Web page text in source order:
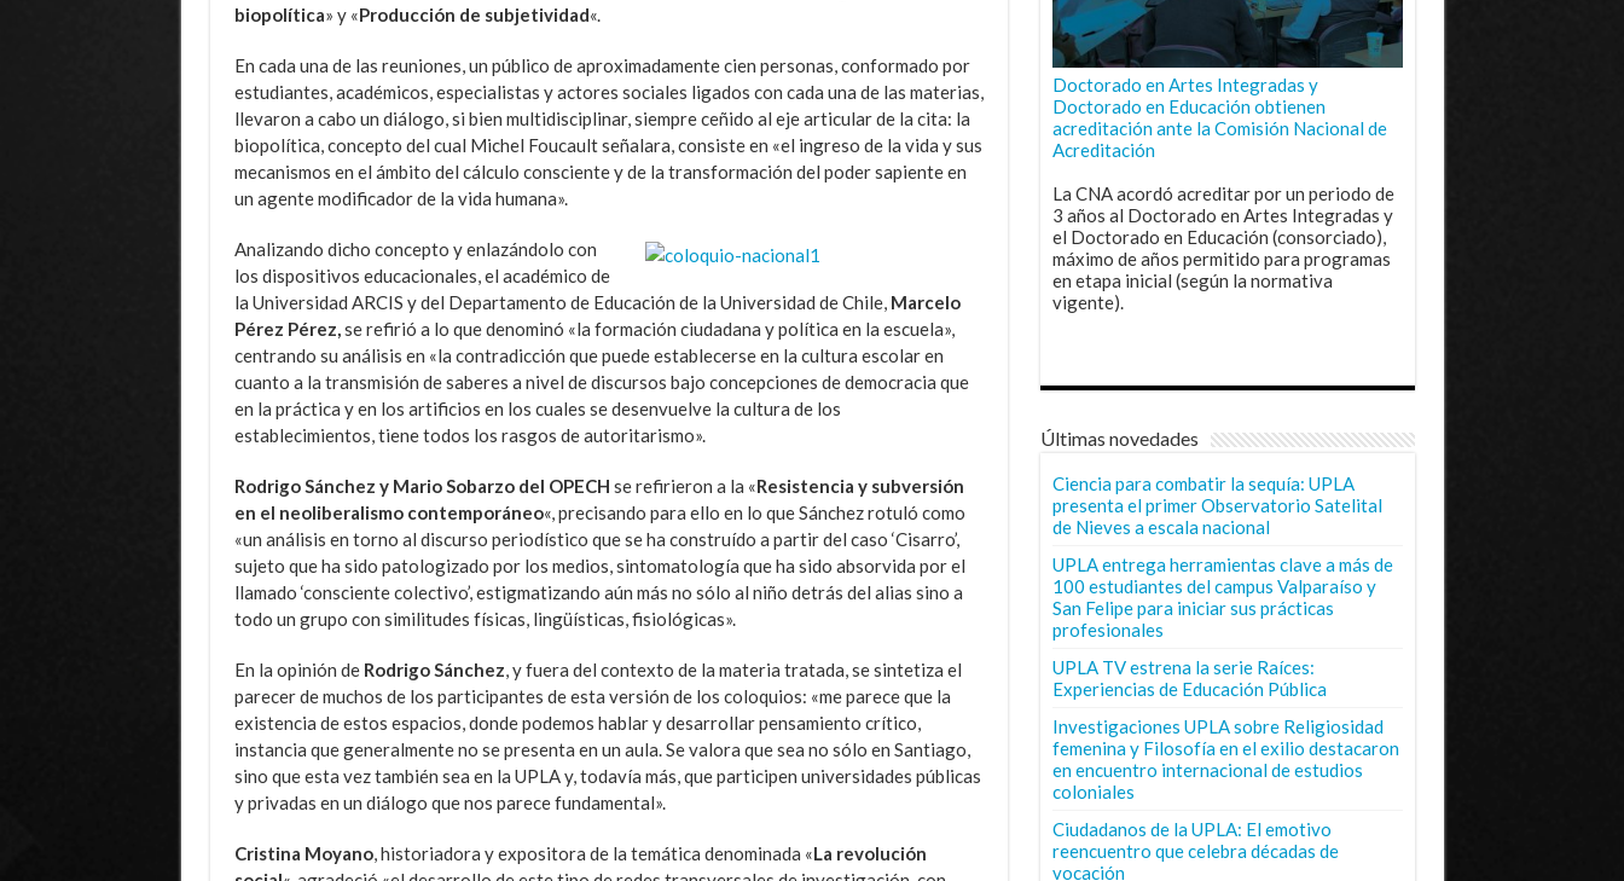
biopolítica» y «Producción de subjetividad«.
En cada una de las reuniones, un público de aproximadamente cien personas, conformado por
estudiantes, académicos, especialistas y actores sociales ligados con cada una de las materias,
llevaron a cabo un diálogo, si bien multidisciplinar, siempre ceñido al eje articular de la cita: la
biopolítica, concepto del cual Michel Foucault señalara, consiste en «el ingreso de la vida y sus
mecanismos en el ámbito del cálculo consciente y de la transformación del poder sapiente en
un agente modificador de la vida humana».
Analizando dicho concepto y enlazándolo con
los dispositivos educacionales, el académico de
la Universidad ARCIS y del Departamento de Educación de la Universidad de Chile, Marcelo
Pérez Pérez, se refirió a lo que denominó «la formación ciudadana y política en la escuela»,
centrando su análisis en «la contradicción que puede establecerse en la cultura escolar en
cuanto a la transmisión de saberes a nivel de discursos bajo concepciones de democracia que
en la práctica y en los artificios en los cuales se desenvuelve la cultura de los
establecimientos, tiene todos los rasgos de autoritarismo».
Rodrigo Sánchez y Mario Sobarzo del OPECH se refirieron a la «Resistencia y subversión
en el neoliberalismo contemporáneo«, precisando para ello en lo que Sánchez rotuló como
«un análisis en torno al discurso periodístico que se ha construído a partir del caso ‘Cisarro’,
sujeto que ha sido patologizado por los medios, sintomatología que ha sido absorvida por el
llamado ‘consciente colectivo’, estigmatizando aún más no sólo al niño detrás del alias sino a
todo un grupo con similitudes físicas, lingüísticas, fisiológicas».
En la opinión de Rodrigo Sánchez , y fuera del contexto de la materia tratada, se sintetiza el
parecer de muchos de los participantes de esta versión de los coloquios: «me parece que la
existencia de estos espacios, donde podemos hablar y desarrollar pensamiento crítico,
instancia que generalmente no se presenta en un aula. Se valora que sea no sólo en Santiago,
sino que esta vez también sea en la UPLA y, todavía más, que participen universidades públicas
y privadas en un diálogo que nos parece fundamental».
Cristina Moyano, historiadora y expositora de la temática denominada «La revolución
Doctorado en Artes Integradas y
Doctorado en Educación obtienen
acreditación ante la Comisión Nacional de
Acreditación
La CNA acordó acreditar por un periodo de
3 años al Doctorado en Artes Integradas y
el Doctorado en Educación (consorciado),
máximo de años permitido para programas
en etapa inicial (según la normativa
vigente).
Últimas novedades
Ciencia para combatir la sequía: UPLA
presenta el primer Observatorio Satelital
de Nieves a escala nacional
UPLA entrega herramientas clave a más de
100 estudiantes del campus Valparaíso y
San Felipe para iniciar sus prácticas
profesionales
UPLA TV estrena la serie Raíces:
Experiencias de Educación Pública
Investigaciones UPLA sobre Religiosidad
femenina y Filosofía en el exilio destacaron
en encuentro internacional de estudios
coloniales
Ciudadanos de la UPLA: El emotivo
reencuentro que celebra décadas de
vocación